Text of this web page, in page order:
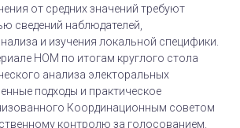
от средних значений требуют
сведений наблюдателей,
и изучения локальной специфики.
НОМ по итогам круглого стола
анализа электоральных
подходы и практическое
Координационным советом
контролю за голосованием.